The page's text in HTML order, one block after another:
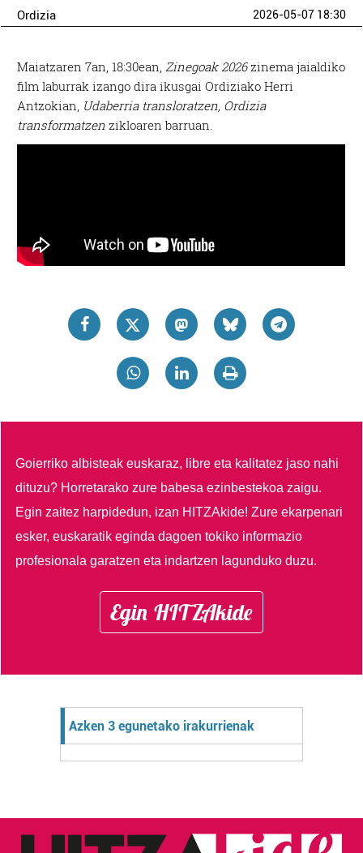
Ordizia 2026-05-07 18:30
Maiatzaren 7an, 18:30ean, Zinegoak 2026zinema jaialdiko
film laburrak izango dira ikusgai Ordiziako Herri
Antzokian, Udaberria transloratzen, Ordizia
transformatzen zikloaren barruan.
Goierriko albisteak euskaraz, libre eta kalitatez jaso nahi
dituzu? Horretarako zure babesa ezinbestekoa zaigu.
Egin zaitez harpidedun, izan HITZAkide!Zure ekarpenari
esker, euskaratik eginda dagoen tokiko informazio
profesionala garatzen eta indartzen lagunduko duzu.
Egin HITZAkide
Azken 3 egunetako irakurrienak